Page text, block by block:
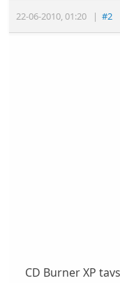
22-06-2010,01:20 |#2
CD Burner XP